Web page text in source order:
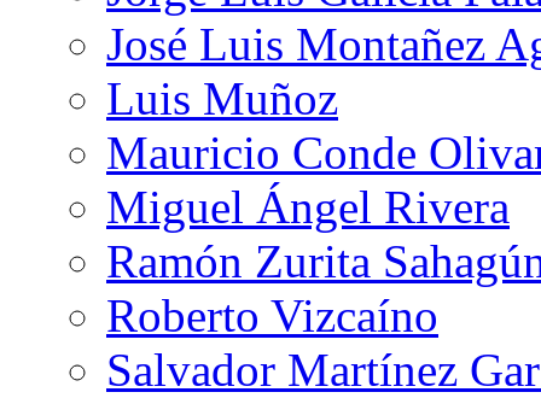
José Luis Montañez
Luis Muñoz
Mauricio Conde
Miguel Ángel Rivera
Ramón Zurita
Roberto Vizcaíno
Salvador Martínez